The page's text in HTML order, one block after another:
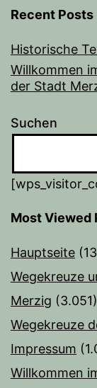
Recent Posts
Historische
Willkommen
der Stadt
Suchen
Most Viewed
Hauptseite
Wegekreuze
Merzig (3.051)
Wegekreuze
Impressum
Willkommen